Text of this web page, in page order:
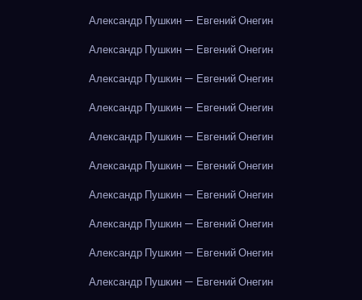
Александр Пушкин — Евгений Онегин
Александр Пушкин — Евгений Онегин
Александр Пушкин — Евгений Онегин
Александр Пушкин — Евгений Онегин
Александр Пушкин — Евгений Онегин
Александр Пушкин — Евгений Онегин
Александр Пушкин — Евгений Онегин
Александр Пушкин — Евгений Онегин
Александр Пушкин — Евгений Онегин
Александр Пушкин — Евгений Онегин